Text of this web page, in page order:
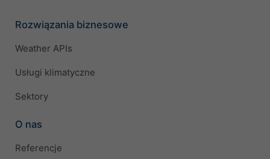
Rozwiązania biznesowe
Weather APIs
Usługi klimatyczne
Sektory
O nas
Referencje